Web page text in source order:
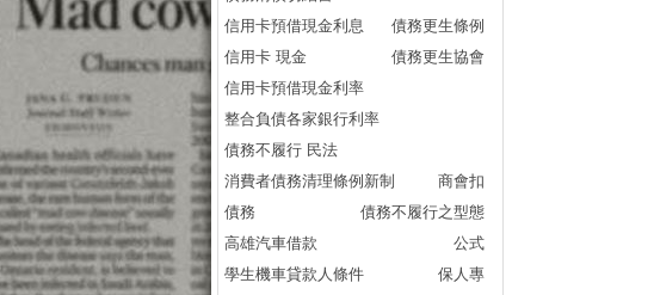
信用卡預借現金利息
債務更生條例
信用卡 現金
債務更生協會
信用卡預借現金利率
整合負債各家銀行利率
債務不履行 民法
消費者債務清理條例新制
商會扣
債務
債務不履行之型態
高雄汽車借款
公式
學生機車貸款人條件
保人專